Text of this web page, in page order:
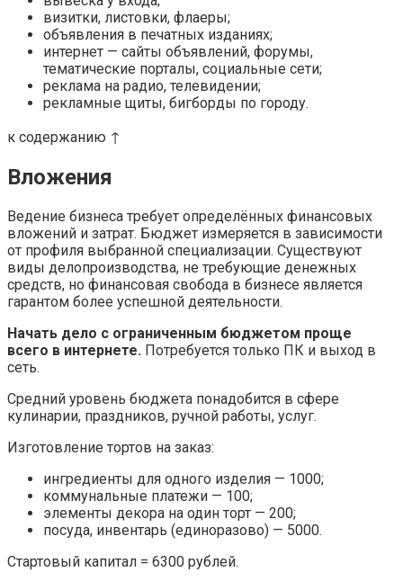
визитки, листовки, флаеры;
объявления в печатных изданиях;
интернет — сайты объявлений, форумы,
тематические порталы, социальные сети;
реклама на радио, телевидении;
рекламные щиты, бигборды по городу.
к содержанию ↑
Вложения
Ведение бизнеса требует определённых финансовых
вложений и затрат. Бюджет измеряется в зависимости
от профиля выбранной специализации. Существуют
виды делопроизводства, не требующие денежных
средств, но финансовая свобода в бизнесе является
гарантом более успешной деятельности.
Начать дело с ограниченным бюджетом проще
всего в интернете. Потребуется только ПК и выход в
сеть.
Средний уровень бюджета понадобится в сфере
кулинарии, праздников, ручной работы, услуг.
Изготовление тортов на заказ:
ингредиенты для одного изделия — 1000;
коммунальные платежи — 100;
элементы декора на один торт — 200;
посуда, инвентарь (единоразово) — 5000.
Стартовый капитал = 6300 рублей.